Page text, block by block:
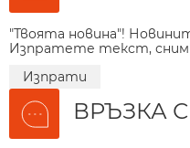
"Твоята новина"!
Изпратете текст,
Изпрати
ВРЪЗКА